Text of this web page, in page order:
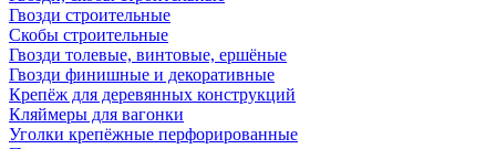
Гвозди строительные
Скобы строительные
Гвозди толевые, винтовые, ершёные
Гвозди финишные и декоративные
Крепёж для деревянных конструкций
Кляймеры для вагонки
Уголки крепёжные перфорированные